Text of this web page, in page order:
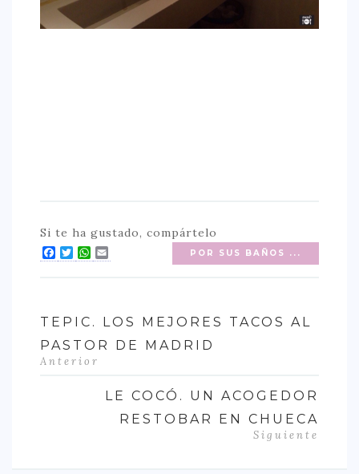
Si te ha gustado, compártelo
Facebook
Twitter
WhatsApp POR SUS BAÑOS ...
TEPIC. LOS MEJORES TACOS AL
PASTOR DE MADRID
Anterior
LE COCÓ. UN ACOGEDOR
RESTOBAR EN CHUECA
Siguiente